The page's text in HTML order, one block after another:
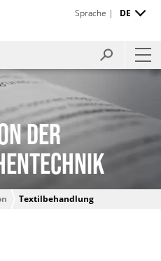
Sprache | DE
DER
Textilbehandlung